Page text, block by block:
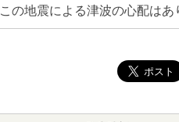
この地震による津波の心配はあ